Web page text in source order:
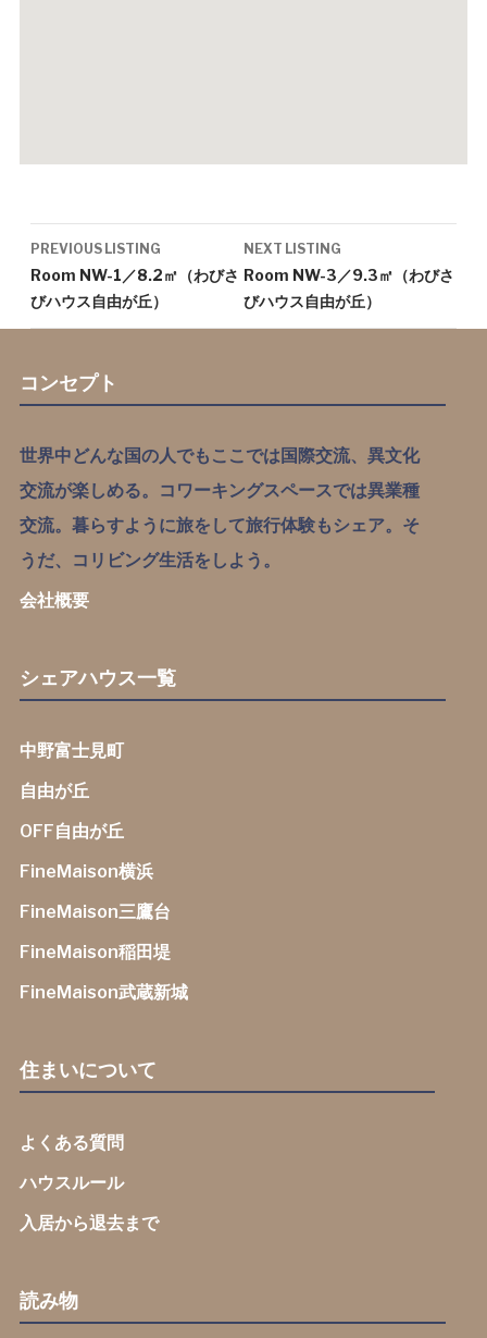
Listing
navigation
PREVIOUS LISTING
Room NW-1／8.2㎡（わびさ
びハウス自由が丘）
NEXT LISTING
Room NW-3／9.3㎡（わびさ
びハウス自由が丘）
コンセプト
世界中どんな国の人でもここでは国際交流、異文化
交流が楽しめる。コワーキングスペースでは異業種
交流。暮らすように旅をして旅行体験もシェア。そ
うだ、コリビング生活をしよう。
会社概要
シェアハウス一覧
中野富士見町
自由が丘
OFF自由が丘
FineMaison横浜
FineMaison三鷹台
FineMaison稲田堤
FineMaison武蔵新城
住まいについて
よくある質問
ハウスルール
入居から退去まで
読み物